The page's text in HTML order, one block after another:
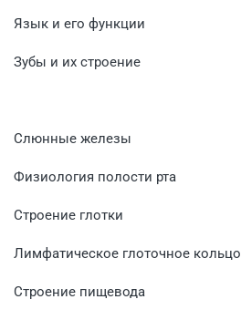
Язык и его функции
Зубы и их строение
Слюнные железы
Физиология полости рта
Строение глотки
Лимфатическое глоточное кольцо
Строение пищевода